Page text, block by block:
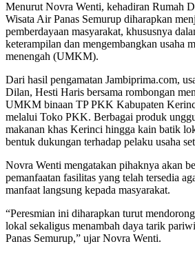
Menurut Novra Wenti, kehadiran Rumah
Wisata Air Panas Semurup diharapkan
pemberdayaan masyarakat, khususnya
keterampilan dan mengembangkan usaha
menengah (UMKM).
Dari hasil pengamatan Jambiprima.com,
Dilan, Hesti Haris bersama rombongan
UMKM binaan TP PKK Kabupaten
melalui Toko PKK. Berbagai produk
makanan khas Kerinci hingga kain batik
bentuk dukungan terhadap pelaku usaha
Novra Wenti mengatakan pihaknya akan
pemanfaatan fasilitas yang telah tersedia
manfaat langsung kepada masyarakat.
“Peresmian ini diharapkan turut
lokal sekaligus menambah daya tarik
Panas Semurup,” ujar Novra Wenti.